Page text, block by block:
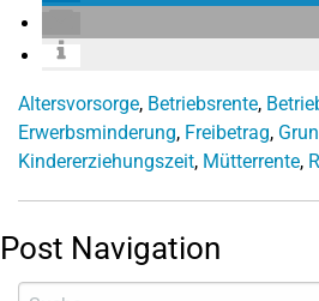
Altersvorsorge, Betriebsrente,
Erwerbsminderung, Freibetrag,
Kindererziehungszeit, Mütterrente,
Post Navigation